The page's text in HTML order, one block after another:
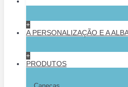
+
A PERSONALIZAÇÃO E A
+
PRODUTOS